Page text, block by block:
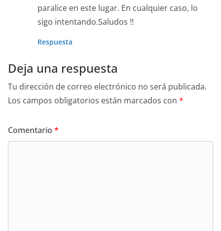
paralice en este lugar. En cualquier caso, lo
sigo intentando.Saludos !!
Respuesta
Deja una respuesta
Tu dirección de correo electrónico no será publicada.
Los campos obligatorios están marcados con *
Comentario *